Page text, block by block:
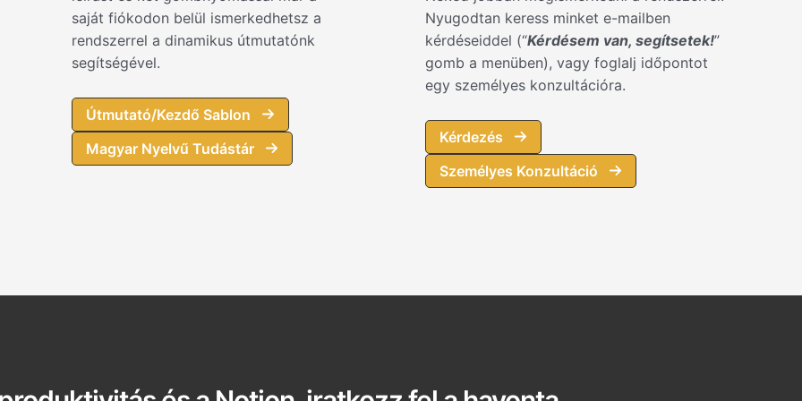
saját fiókodon belül ismerkedhetsz a
rendszerrel a dinamikus útmutatónk
segítségével.
Útmutató/Kezdő Sablon
Magyar Nyelvű Tudástár
Nyugodtan keress minket e-mailben
kérdéseiddel (“Kérdésem van, segítsetek!”
gomb a menüben), vagy foglalj időpontot
egy személyes konzultációra.
Kérdezés
Személyes Konzultáció